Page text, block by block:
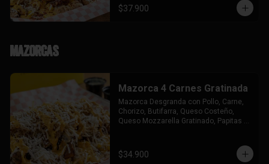
$37.900
Mazorcas
Mazorca 4 Carnes Gratinada
Mazorca Desgranda con Pollo, Carne,
Chorizo, Butifarra, Queso Costeño,
Queso Mozzarella Gratinado, Papitas
$34.900